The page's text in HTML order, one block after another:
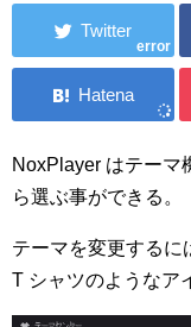
error
NoxPlayer はテーマ
ら選ぶ事ができる。
テーマを変更するに
T シャツのようなア